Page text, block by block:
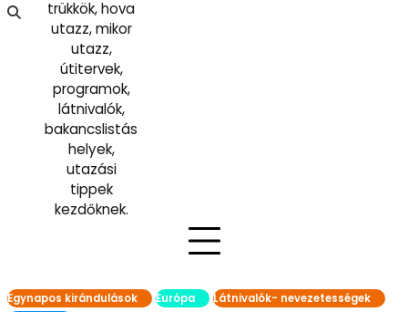
trükkök, hova
utazz, mikor
utazz,
útitervek,
programok,
látnivalók,
bakancslistás
helyek,
utazási
tippek
kezdőknek.
Egynapos kirándulások Európa
Látnivalók- nevezetességek